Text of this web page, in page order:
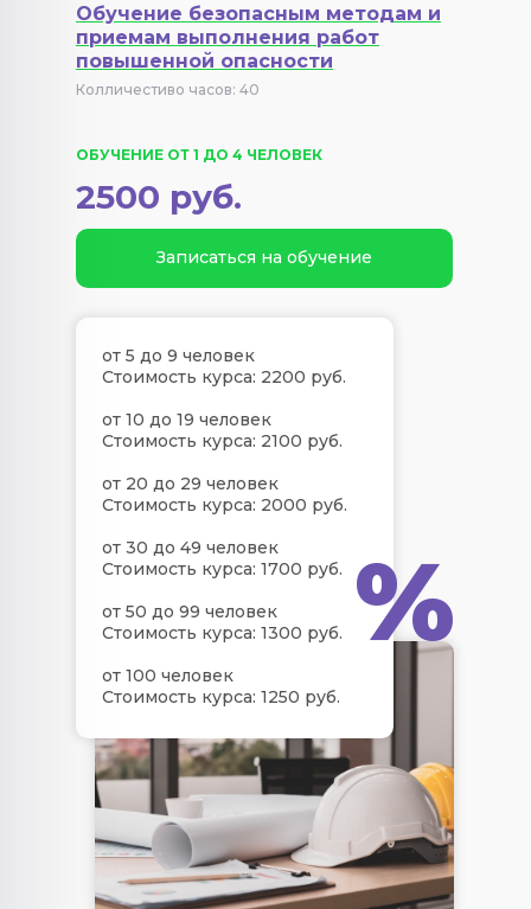
Обучение безопасным методам и
приемам выполнения работ
повышенной опасности
Колличестиво часов: 40
Записаться на обучение
ОБУЧЕНИЕ ОТ 1 ДО 4 ЧЕЛОВЕК
2500 руб.
от 5 до 9 человек
Стоимость курса: 2200 руб.
от 10 до 19 человек
Стоимость курса: 2100 руб.
от 20 до 29 человек
Стоимость курса: 2000 руб.
от 30 до 49 человек
Стоимость курса: 1700 руб.
от 50 до 99 человек
Стоимость курса: 1300 руб.
от 100 человек
Стоимость курса: 1250 руб.
%